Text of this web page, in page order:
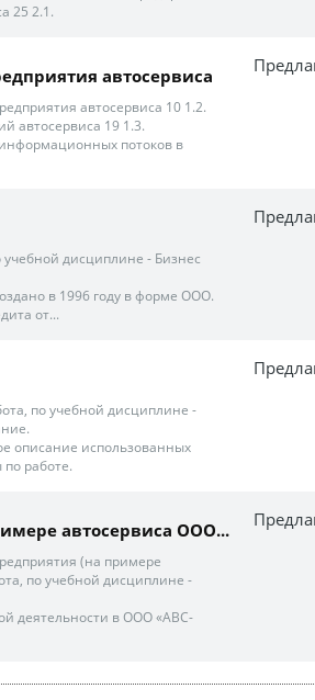
25 2.1.
автосервиса
автосервиса 10 1.2.
автосервиса 19 1.3.
потоков в
учебной дисциплине - Бизнес
в 1996 году в форме ООО.
от...
по учебной дисциплине -
описание использованных
работе.
автосервиса ООО...
(на примере
по учебной дисциплине -
деятельности в ООО «АВС-